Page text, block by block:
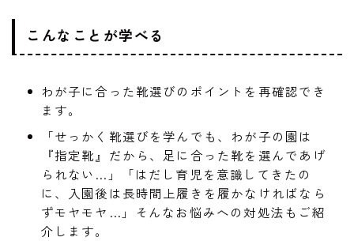
こんなことが学べる
わが子に合った靴選びのポイントを再確認でき
ます。
「せっかく靴選びを学んでも、わが子の園は
『指定靴』だから、足に合った靴を選んであげ
られない…」「はだし育児を意識してきたの
に、入園後は長時間上履きを履かなければなら
ずモヤモヤ…」そんなお悩みへの対処法もご紹
介します。